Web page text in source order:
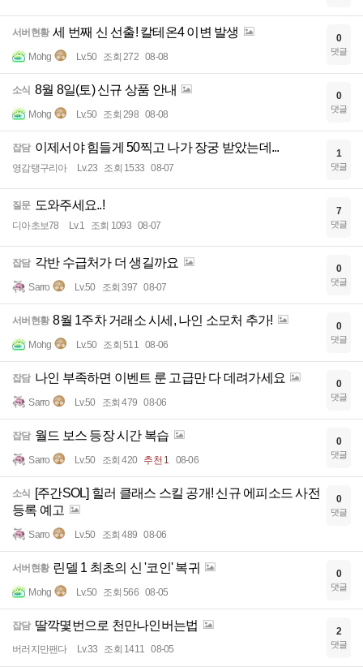
서버현황 세 번째 신 선출! 칼테온4 이변 발생
Mohg Lv.50 조회 272 08-08
0
댓글
소식 8월 8일(토) 신규 상품 안내
Mohg Lv.50 조회 298 08-08
0
댓글
잡담 이제서야 힘들게 50찍고 나가 장궁 받았는데...
영감탱구리아 Lv.23 조회 1533 08-07
1
댓글
질문 도와주세요..!
디아초보78 Lv.1 조회 1093 08-07
7
댓글
잡담 각반 수급처가 더 생길까요
Sarro Lv.50 조회 397 08-07
0
댓글
서버현황 8월 1주차 거래소 시세, 나인 소모처 추가!
Mohg Lv.50 조회 511 08-06
0
댓글
잡담 나인 부족하면 이벤트 룬 고급만 다 데려가세요
Sarro Lv.50 조회 479 08-06
0
댓글
잡담 월드 보스 등장 시간 복습
Sarro Lv.50 조회 420 추천 1 08-06
0
댓글
소식
[주간SOL] 힐러 클래스 스킬 공개! 신규 에피소드 사전
등록 예고
Sarro Lv.50 조회 489 08-06
0
댓글
서버현황 린델 1 최초의 신 '코인' 복귀
Mohg Lv.50 조회 566 08-05
0
댓글
잡담 딸깍몇번으로 천만나인버는법
버러지만팬다 Lv.33 조회 1411 08-05
2
댓글